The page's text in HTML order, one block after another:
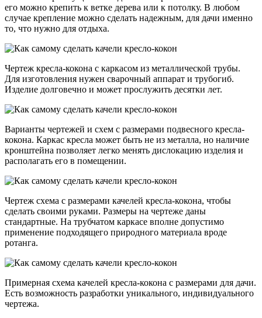
его можно крепить к ветке дерева или к потолку. В любом
случае крепление можно сделать надежным, для дачи именно
то, что нужно для отдыха.
Чертеж кресла-кокона с каркасом из металлической трубы.
Для изготовления нужен сварочный аппарат и трубогиб.
Изделие долговечно и может прослужить десятки лет.
Варианты чертежей и схем с размерами подвесного кресла-
кокона. Каркас кресла может быть не из металла, но наличие
кронштейна позволяет легко менять дислокацию изделия и
располагать его в помещении.
Чертеж схема с размерами качелей кресла-кокона, чтобы
сделать своими руками. Размеры на чертеже даны
стандартные. На трубчатом каркасе вполне допустимо
применение подходящего природного материала вроде
ротанга.
Примерная схема качелей кресла-кокона с размерами для дачи.
Есть возможность разработки уникального, индивидуального
чертежа.